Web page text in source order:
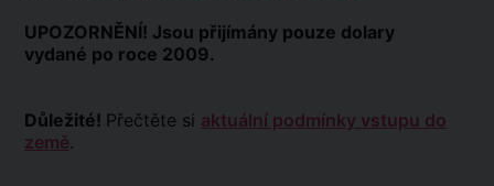
UPOZORNĚNÍ! Jsou přijímány pouze dolary
vydané po roce 2009.
Důležité! Přečtěte si aktuální podmínky vstupu do
země.